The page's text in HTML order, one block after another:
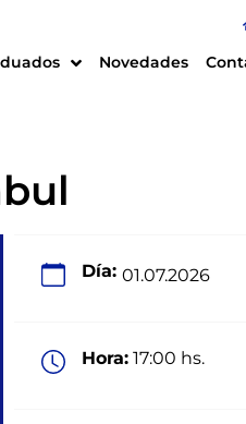
Novedades
Día: 01.07.2026
Hora: 17:00 hs.